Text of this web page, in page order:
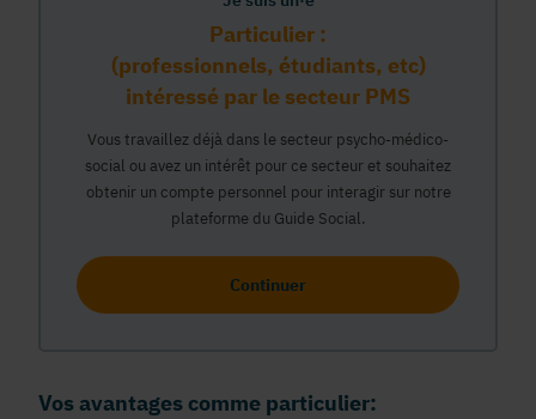
Particulier :
(professionnels, étudiants, etc)
intéressé par le secteur PMS
Vous travaillez déjà dans le secteur psycho-médico-
social ou avez un intérêt pour ce secteur et souhaitez
obtenir un compte personnel pour interagir sur notre
plateforme du Guide Social.
Continuer
Vos avantages comme particulier: